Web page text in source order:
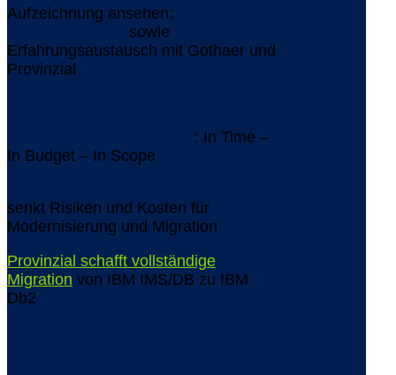
Aufzeichnung ansehen:
sowie
Erfahrungsaustausch mit Gothaer und
Provinzial
: In Time –
In Budget – In Scope
senkt Risiken und Kosten für
Modernisierung und Migration
Provinzial schafft vollständige
Migration von IBM IMS/DB zu IBM
Db2